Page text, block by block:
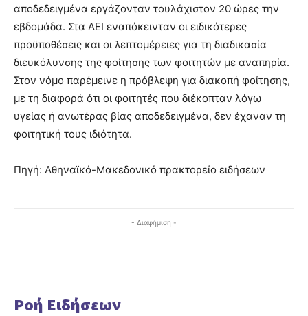
αποδεδειγμένα εργάζονταν τουλάχιστον 20 ώρες την
εβδομάδα. Στα ΑΕΙ εναπόκεινταν οι ειδικότερες
προϋποθέσεις και οι λεπτομέρειες για τη διαδικασία
διευκόλυνσης της φοίτησης των φοιτητών με αναπηρία.
Στον νόμο παρέμεινε η πρόβλεψη για διακοπή φοίτησης,
με τη διαφορά ότι οι φοιτητές που διέκοπταν λόγω
υγείας ή ανωτέρας βίας αποδεδειγμένα, δεν έχαναν τη
φοιτητική τους ιδιότητα.
Πηγή: Αθηναϊκό-Μακεδονικό πρακτορείο ειδήσεων
- Διαφήμιση -
Ροή Ειδήσεων